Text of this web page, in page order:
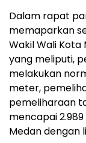
Dalam rapat
memaparkan
Wakil Wali
yang meliputi,
melakukan
meter,
pemeliharaan
mencapai
Medan dengan